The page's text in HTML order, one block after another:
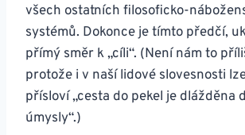
všech ostatních filosoficko-
systémů. Dokonce je tímto předčí,
přímý směr k „cíli“. (Není nám to
protože i v naší lidové slovesnosti
přísloví „cesta do pekel je dlážděna
úmysly“.)